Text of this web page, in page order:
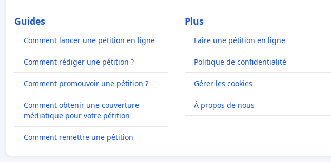
Guides
Comment lancer une pétition en ligne
Comment rédiger une pétition ?
Comment promouvoir une pétition ?
Comment obtenir une couverture
médiatique pour votre pétition
Comment remettre une pétition
Plus
Faire une pétition en ligne
Politique de confidentialité
Gérer les cookies
À propos de nous